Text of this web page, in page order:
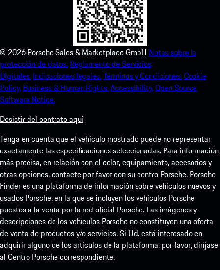
© 2026 Porsche Sales & Marketplace GmbH Notas sobre la
protección de datos. Reglamento de Servicios
Digitales. Indicaciones legales.Términos y Condiciones.Cookie
Policy. Business & Human Rights.Accessibility.Open Source
Software Notice.
Desistir del contrato aquí
Tenga en cuenta que el vehículo mostrado puede no representar
exactamente las especificaciones seleccionadas. Para información
más precisa, en relación con el color, equipamiento, accesorios y
otras opciones, contacte por favor con su centro Porsche. Porsche
Finder es una plataforma de información sobre vehículos nuevos y
usados Porsche, en la que se incluyen los vehículos Porsche
puestos a la venta por la red oficial Porsche. Las imágenes y
descripciones de los vehículos Porsche no constituyen una oferta
de venta de productos y/o servicios. Si Ud. está interesado en
adquirir alguno de los artículos de la plataforma, por favor, diríjase
al Centro Porsche correspondiente.